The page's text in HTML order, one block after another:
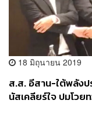
18 มิถุนายน 2019
ส.ส. อีสาน-ใต้พลังป
นัสเคลียร์ใจ ปมโวย